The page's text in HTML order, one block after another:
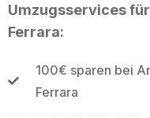
Umzugsservices
Ferrara:
100€ sparen bei
Ferrara